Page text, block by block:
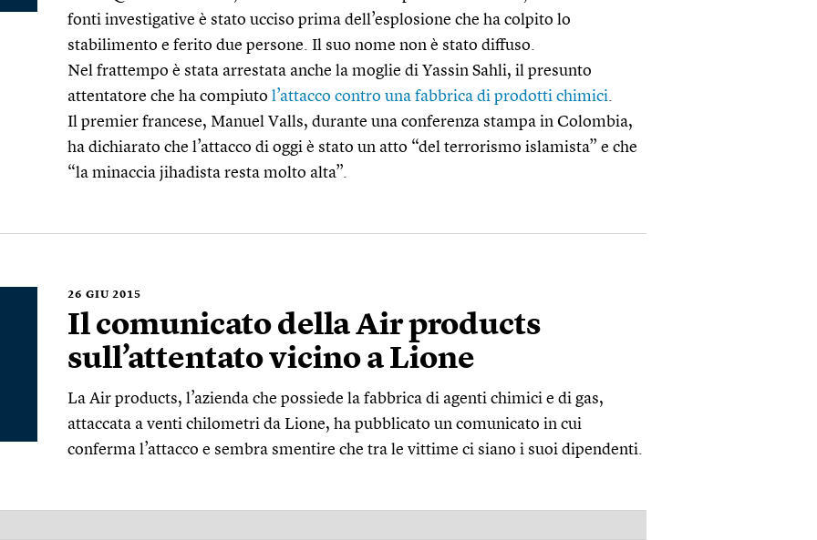
fonti investigative è stato ucciso prima dell’esplosione che ha colpito lo
stabilimento e ferito due persone. Il suo nome non è stato diffuso.
Nel frattempo è stata arrestata anche la moglie di Yassin Sahli, il presunto
attentatore che ha compiuto l’attacco contro una fabbrica di prodotti chimici.
Il premier francese, Manuel Valls, durante una conferenza stampa in Colombia,
ha dichiarato che l’attacco di oggi è stato un atto “del terrorismo islamista” e che
“la minaccia jihadista resta molto alta”.
26 GIU 2015
Il comunicato della Air products
sull’attentato vicino a Lione
La Air products, l’azienda che possiede la fabbrica di agenti chimici e di gas,
attaccata a venti chilometri da Lione, ha pubblicato un comunicato in cui
conferma l’attacco e sembra smentire che tra le vittime ci siano i suoi dipendenti.